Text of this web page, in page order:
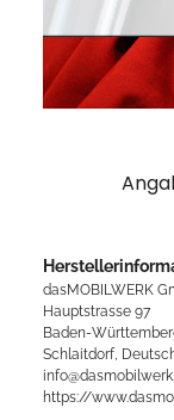
dasMOBILWERK
Hauptstrasse 97
Baden-
Schlaitdorf,
https://